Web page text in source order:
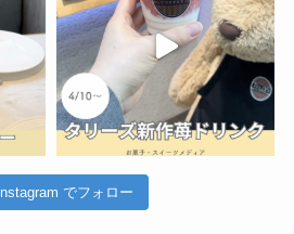
Instagram でフォロー